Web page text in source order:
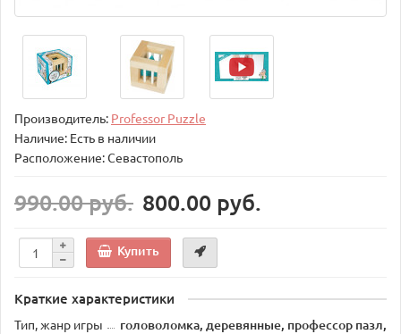
Производитель: Professor Puzzle
Наличие: Есть в наличии
Расположение: Севастополь
990.00 руб. 800.00 руб.
Купить
Краткие характеристики
Тип, жанр игры
головоломка, деревянные, профессор пазл,